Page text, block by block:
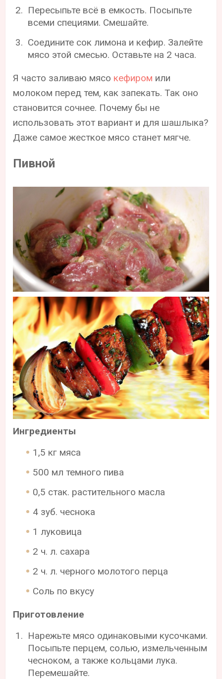
Пересыпьте всё в емкость. Посыпьте
всеми специями. Смешайте.
Соедините сок лимона и кефир. Залейте
мясо этой смесью. Оставьте на 2 часа.
Я часто заливаю мясо кефиром или
молоком перед тем, как запекать. Так оно
становится сочнее. Почему бы не
использовать этот вариант и для шашлыка?
Даже самое жесткое мясо станет мягче.
Пивной
Ингредиенты
1,5 кг мяса
500 мл темного пива
0,5 стак. растительного масла
4 зуб. чеснока
1 луковица
2 ч. л. сахара
2 ч. л. черного молотого перца
Соль по вкусу
Приготовление
Нарежьте мясо одинаковыми кусочками.
Посыпьте перцем, солью, измельченным
чесноком, а также кольцами лука.
Перемешайте.